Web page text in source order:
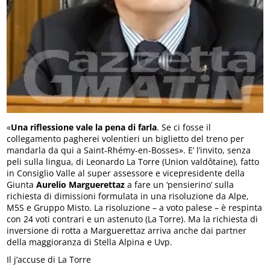
«Una riflessione vale la pena di farla. Se ci fosse il
collegamento pagherei volentieri un biglietto del treno per
mandarla da qui a Saint-Rhémy-en-Bosses». E’ l’invito, senza
peli sulla lingua, di Leonardo La Torre (Union valdôtaine), fatto
in Consiglio Valle al super assessore e vicepresidente della
GiuntaAurelio Marguerettaz a fare un ‘pensierino’ sulla
richiesta di dimissioni formulata in una risoluzione da Alpe,
M5S e Gruppo Misto. La risoluzione – a voto palese – è respinta
con 24 voti contrari e un astenuto (La Torre). Ma la richiesta di
inversione di rotta a Marguerettaz arriva anche dai partner
della maggioranza di Stella Alpina e Uvp.
Il j’accuse di La Torre